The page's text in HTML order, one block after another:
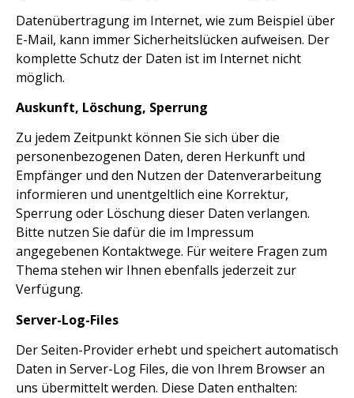
Datenübertragung im Internet, wie zum Beispiel über
E-Mail, kann immer Sicherheitslücken aufweisen. Der
komplette Schutz der Daten ist im Internet nicht
möglich.
Auskunft, Löschung, Sperrung
Zu jedem Zeitpunkt können Sie sich über die
personenbezogenen Daten, deren Herkunft und
Empfänger und den Nutzen der Datenverarbeitung
informieren und unentgeltlich eine Korrektur,
Sperrung oder Löschung dieser Daten verlangen.
Bitte nutzen Sie dafür die im Impressum
angegebenen Kontaktwege. Für weitere Fragen zum
Thema stehen wir Ihnen ebenfalls jederzeit zur
Verfügung.
Server-Log-Files
Der Seiten-Provider erhebt und speichert automatisch
Daten in Server-Log Files, die von Ihrem Browser an
uns übermittelt werden. Diese Daten enthalten: